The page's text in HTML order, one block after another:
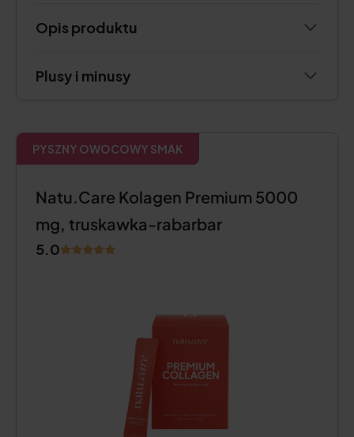
Opis produktu
Plusy i minusy
PYSZNY OWOCOWY SMAK
Natu.Care Kolagen Premium 5000
mg, truskawka-rabarbar
5.0